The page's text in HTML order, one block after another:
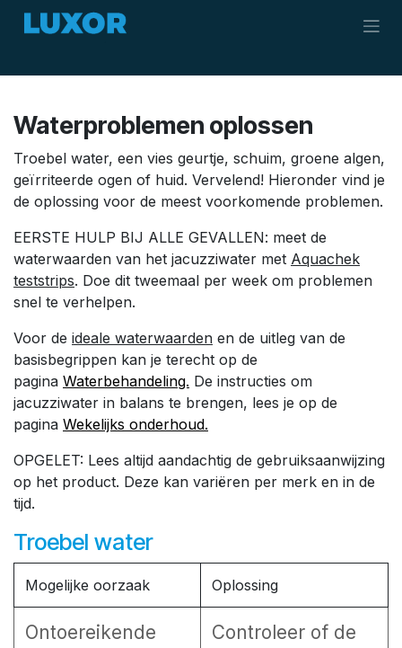
Overslaan naar inhoud
Waterproblemen oplossen
Troebel water, een vies geurtje, schuim, groene algen,
geïrriteerde ogen of huid. Vervelend! Hieronder vind je
de oplossing voor de meest voorkomende problemen.
EERSTE HULP BIJ ALLE GEVALLEN: meet de
waterwaarden van het jacuzziwater met Aquachek
teststrips. Doe dit tweemaal per week om problemen
snel te verhelpen.
Voor de ideale waterwaarden en de uitleg van de
basisbegrippen kan je terecht op de
pagina Waterbehandeling. De instructies om
jacuzziwater in balans te brengen, lees je op de
pagina Wekelijks onderhoud.
OPGELET: Lees altijd aandachtig de gebruiksaanwijzing
op het product. Deze kan variëren per merk en in de
tijd.
Troebel water
Mogelijke oorzaak Oplossing
Ontoereikende
Controleer of de